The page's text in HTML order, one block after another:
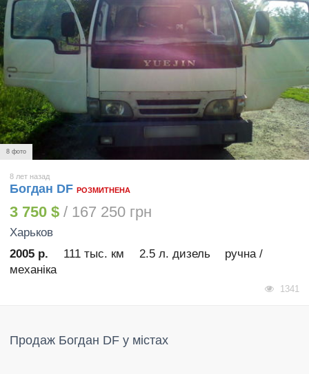
8 фото
8 лет назад
Богдан DF РОЗМИТНЕНА
3 750 $ / 167 250 грн
Харьков
2005 р.
111 тыс. км 2.5 л. дизель
ручна /
механіка
1341
Продаж Богдан DF у містах